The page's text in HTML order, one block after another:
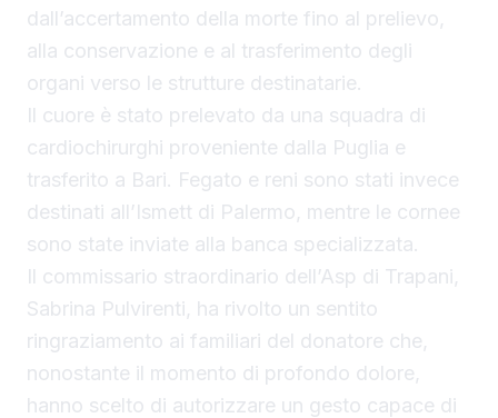
dall’accertamento della morte fino al prelievo,
alla conservazione e al trasferimento degli
organi verso le strutture destinatarie.
Il cuore è stato prelevato da una squadra di
cardiochirurghi proveniente dalla Puglia e
trasferito a Bari. Fegato e reni sono stati invece
destinati all’Ismett di Palermo, mentre le cornee
sono state inviate alla banca specializzata.
Il commissario straordinario dell’Asp di Trapani,
Sabrina Pulvirenti, ha rivolto un sentito
ringraziamento ai familiari del donatore che,
nonostante il momento di profondo dolore,
hanno scelto di autorizzare un gesto capace di